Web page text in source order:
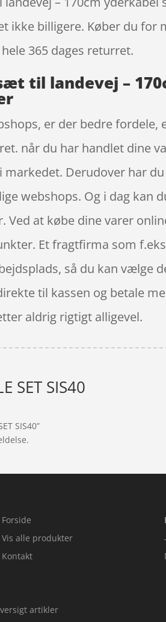
ikke billigere. Køber du
365 dages returret.
til landevej –
er der bedre
når du har handlet dine
Derudover har
webshops. Og i dag kan
at købe dine varer
Et fragtfirma som
så du kan vælge
til kassen og betale
aldrig rigtigt alligevel.
SET SIS40
SIS40”
Forside
Vis alle produkter
Kontakt
artikler